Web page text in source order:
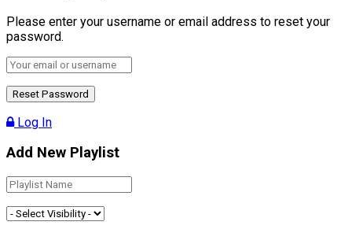
Please enter your username or email address to reset your
password.
Log In
Add New Playlist